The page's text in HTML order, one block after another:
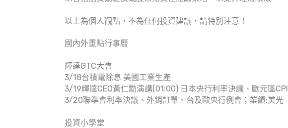
以上為個人觀點，不為任何投資建議，請特別注意！
國內外重點行事曆
輝達GTC大會
3/18台積電除息 美國工業生產
3/19輝達CEO黃仁勳演講(01:00) 日本央行利率決議、歐元區CPI
3/20聯準會利率決議、外銷訂單、台及歐央行例會；業績:美光
投資小學堂